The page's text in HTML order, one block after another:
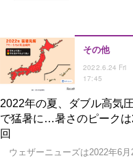
その他
2022.6.24 Fri
17:45
2022年の夏、ダブル高気
で猛暑に…暑さのピークは
回
ウェザーニューズは2022年6月